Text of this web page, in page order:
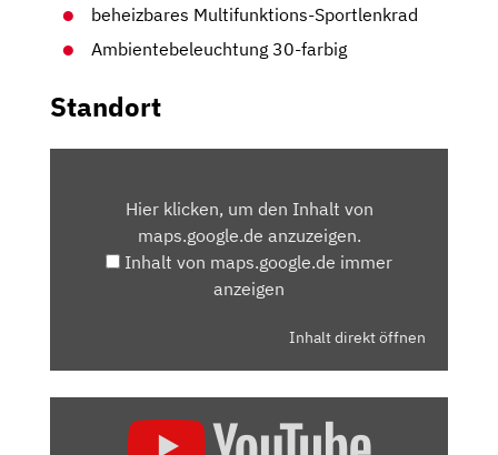
beheizbares Multifunktions-Sportlenkrad
Ambientebeleuchtung 30-farbig
Standort
MAPS.GOOGLE.DEHier klicken, um den Inhalt von
maps.google.de anzuzeigen.
Inhalt von maps.google.de immer
anzeigen
Inhalt direkt öffnen